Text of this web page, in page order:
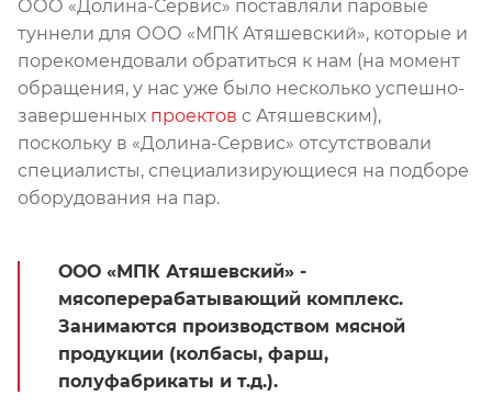
ООО «Долина-Сервис» поставляли паровые
туннели для ООО «МПК Атяшевский», которые и
порекомендовали обратиться к нам (на момент
обращения, у нас уже было несколько успешно-
завершенных проектов с Атяшевским),
поскольку в «Долина-Сервис» отсутствовали
специалисты, специализирующиеся на подборе
оборудования на пар.
ООО «МПК Атяшевский» -
мясоперерабатывающий комплекс.
Занимаются производством мясной
продукции (колбасы, фарш,
полуфабрикаты и т.д.).